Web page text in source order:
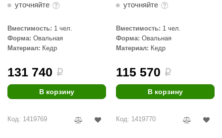
(130(h)х78х115)
уточняйте
Вместимость: 1 чел.
Форма: Овальная
Материал: Кедр
131 740 i
В корзину
(130(h)х78х115)
уточняйте
Вместимость: 1 чел.
Форма: Овальная
Материал: Кедр
115 570 i
В корзину
Код: 1419769 Код: 1419770